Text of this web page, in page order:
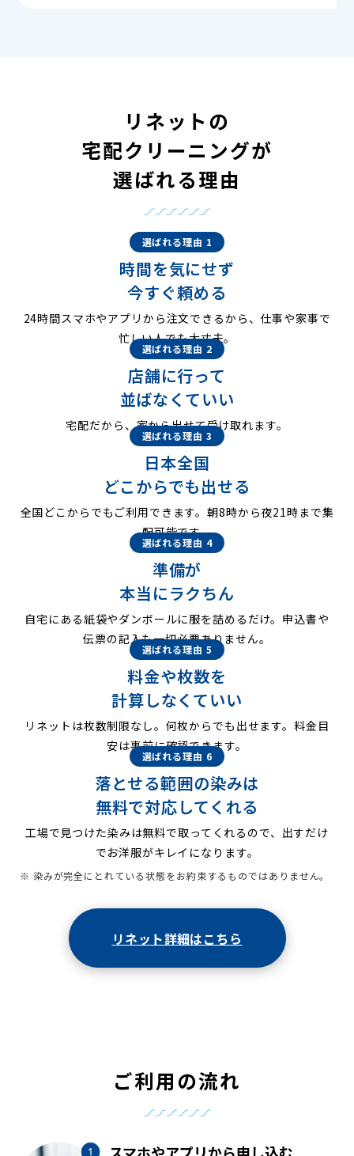
リネットの
宅配クリーニングが
選ばれる理由
選ばれる理由 1
時間を気にせず
今すぐ頼める
24時間スマホやアプリから注文できるから、仕事や家事で
忙しい人でも大丈夫。
選ばれる理由 2
店舗に行って
並ばなくていい
宅配だから、家から出せて受け取れます。
選ばれる理由 3
日本全国
どこからでも出せる
全国どこからでもご利用できます。朝8時から夜21時まで集
配可能です。
選ばれる理由 4
準備が
本当にラクちん
自宅にある紙袋やダンボールに服を詰めるだけ。申込書や
伝票の記入も一切必要ありません。
選ばれる理由 5
料金や枚数を
計算しなくていい
リネットは枚数制限なし。何枚からでも出せます。料金目
安は事前に確認できます。
選ばれる理由 6
落とせる範囲の染みは
無料で対応してくれる
工場で見つけた染みは無料で取ってくれるので、出すだけ
でお洋服がキレイになります。
※ 染みが完全にとれている状態をお約束するものではありません。
リネット詳細はこちら
ご利用の流れ